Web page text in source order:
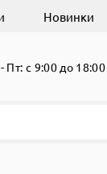
Новинки
Пт: с 9:00 до 18:00